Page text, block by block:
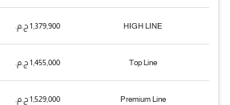
HIGH LINE
Top Line
Premium Line
1,379,900 ج.م.‏
1,455,000 ج.م.‏
1,529,000 ج.م.‏